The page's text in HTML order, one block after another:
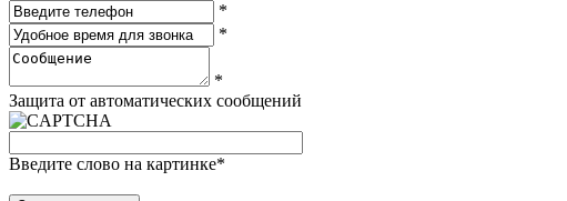
*
*
*
Защита от автоматических сообщений
Введите слово на картинке*